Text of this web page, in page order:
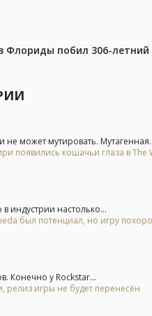
Флориды побил 306-
может мутировать.
появились кошачьи глаза в The
индустрии настолько...
был потенциал, но игру
Конечно у Rockstar...
релиз игры не будет перенесён